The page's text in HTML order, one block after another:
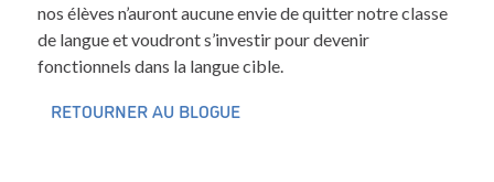
nos élèves n’auront aucune envie de quitter notre classe
de langue et voudront s’investir pour devenir
fonctionnels dans la langue cible.
RETOURNER AU BLOGUE